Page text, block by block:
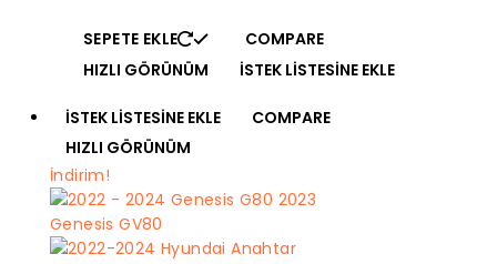
SEPETE EKLE
COMPARE
HIZLI GÖRÜNÜM
İSTEK LISTESINE EKLE
İSTEK LISTESINE EKLE
COMPARE
HIZLI GÖRÜNÜM
İndirim!